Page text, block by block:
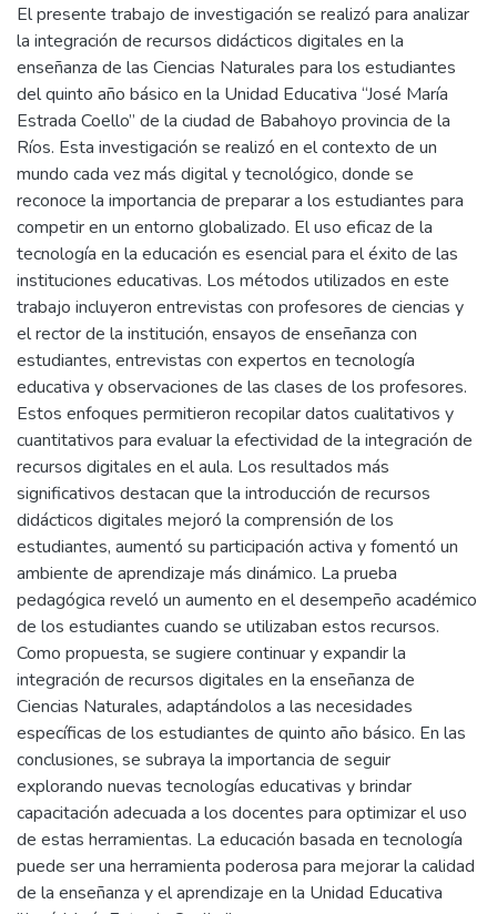
El presente trabajo de investigación se realizó para analizar
la integración de recursos didácticos digitales en la
enseñanza de las Ciencias Naturales para los estudiantes
del quinto año básico en la Unidad Educativa “José María
Estrada Coello” de la ciudad de Babahoyo provincia de la
Ríos. Esta investigación se realizó en el contexto de un
mundo cada vez más digital y tecnológico, donde se
reconoce la importancia de preparar a los estudiantes para
competir en un entorno globalizado. El uso eficaz de la
tecnología en la educación es esencial para el éxito de las
instituciones educativas. Los métodos utilizados en este
trabajo incluyeron entrevistas con profesores de ciencias y
el rector de la institución, ensayos de enseñanza con
estudiantes, entrevistas con expertos en tecnología
educativa y observaciones de las clases de los profesores.
Estos enfoques permitieron recopilar datos cualitativos y
cuantitativos para evaluar la efectividad de la integración de
recursos digitales en el aula. Los resultados más
significativos destacan que la introducción de recursos
didácticos digitales mejoró la comprensión de los
estudiantes, aumentó su participación activa y fomentó un
ambiente de aprendizaje más dinámico. La prueba
pedagógica reveló un aumento en el desempeño académico
de los estudiantes cuando se utilizaban estos recursos.
Como propuesta, se sugiere continuar y expandir la
integración de recursos digitales en la enseñanza de
Ciencias Naturales, adaptándolos a las necesidades
específicas de los estudiantes de quinto año básico. En las
conclusiones, se subraya la importancia de seguir
explorando nuevas tecnologías educativas y brindar
capacitación adecuada a los docentes para optimizar el uso
de estas herramientas. La educación basada en tecnología
puede ser una herramienta poderosa para mejorar la calidad
de la enseñanza y el aprendizaje en la Unidad Educativa